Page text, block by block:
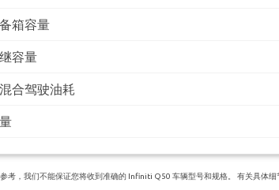
箱容量
容量
合驾驶油耗
考，我们不能保证您将收到准确的 Infiniti Q50 车辆型号和规格。 有关具体